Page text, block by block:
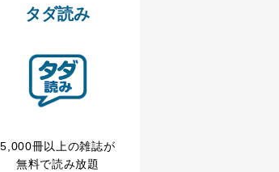
常に最良
タダ読み
5,000冊以上の雑誌が
無料で読み放題